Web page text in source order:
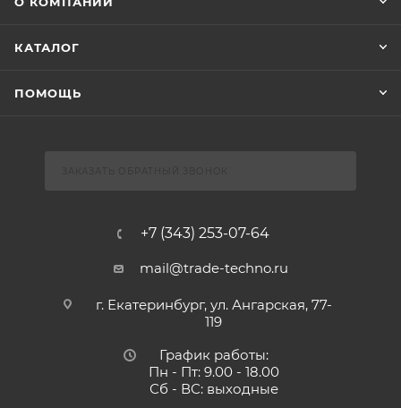
КАТАЛОГ
ПОМОЩЬ
+7 (343) 253-07-64
mail@trade-techno.ru
г. Екатеринбург, ул. Ангарская, 77-
119
График работы:
Пн - Пт: 9.00 - 18.00
Сб - ВС: выходные